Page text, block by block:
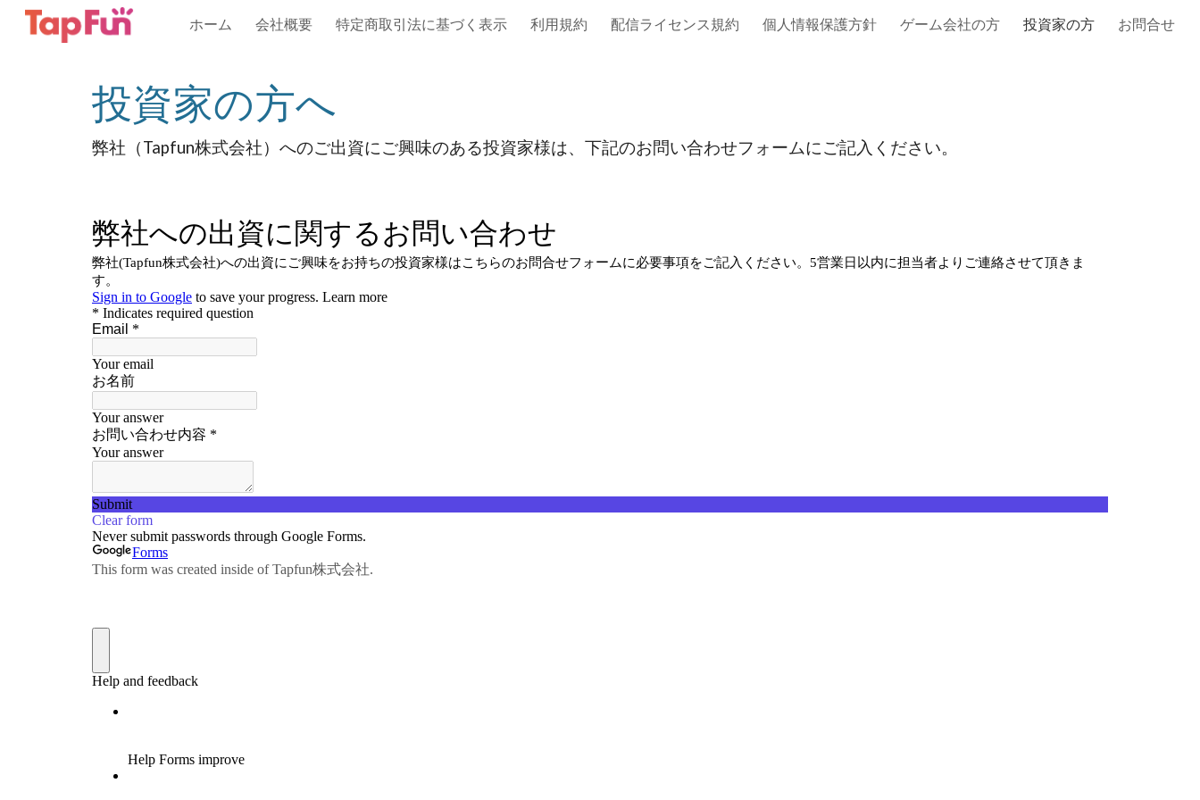
Skip to main content Skip to navigation
ホーム 会社概要 特定商取引法に基づく表示 利用規約 配信ライセンス規約 個人情報保護方針 ゲーム会社の方 投資家の方 お問合せ
投資家の方へ
弊社（Tapfun株式会社）へのご出資にご興味のある投資家様は、下記のお問い合わせフォームにご記入ください。